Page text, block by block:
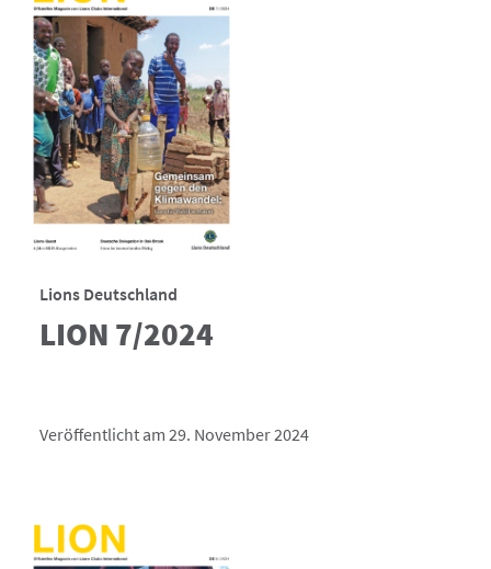
Lions Deutschland
LION 7/2024
Veröffentlicht am 29. November 2024